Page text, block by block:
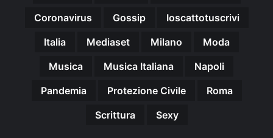
Coronavirus
Gossip
Ioscattotuscrivi
Italia
Mediaset Milano
Moda
Musica
Musica Italiana
Napoli
Pandemia
Protezione Civile
Roma
Scrittura
Sexy